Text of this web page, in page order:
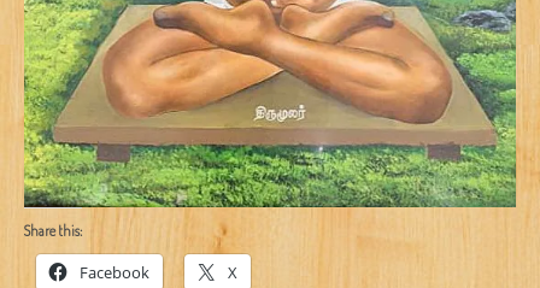
Share this:
Facebook X